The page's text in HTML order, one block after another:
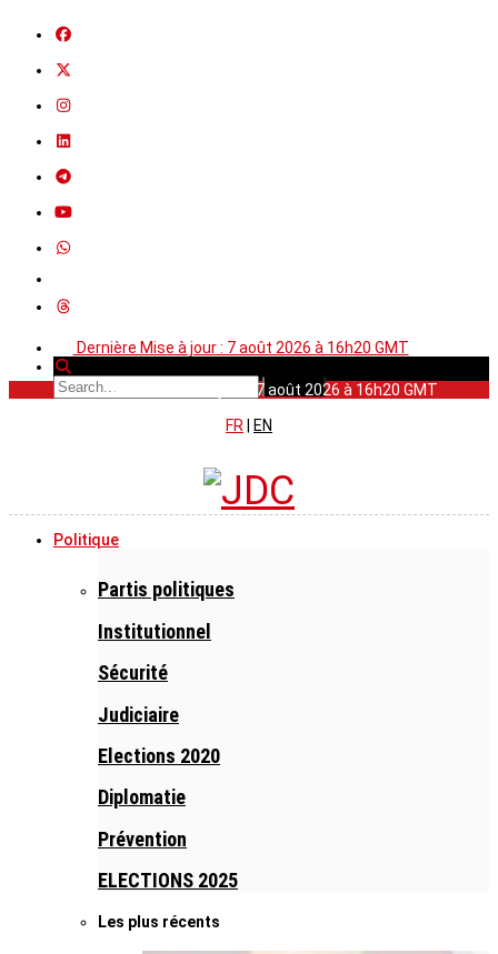
Dernière Mise à jour : 7 août 2026 à 16h20 GMT
Dernière Mise à jour : 7 août 2026 à 16h20 GMT
FR
EN
Politique
Partis politiques
Institutionnel
Sécurité
Judiciaire
Elections 2020
Diplomatie
Prévention
ELECTIONS 2025
Les plus récents